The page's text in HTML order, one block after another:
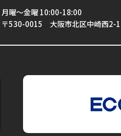
月曜～金曜 10:00-18:00
〒530-0015 大阪市北区中崎西2-